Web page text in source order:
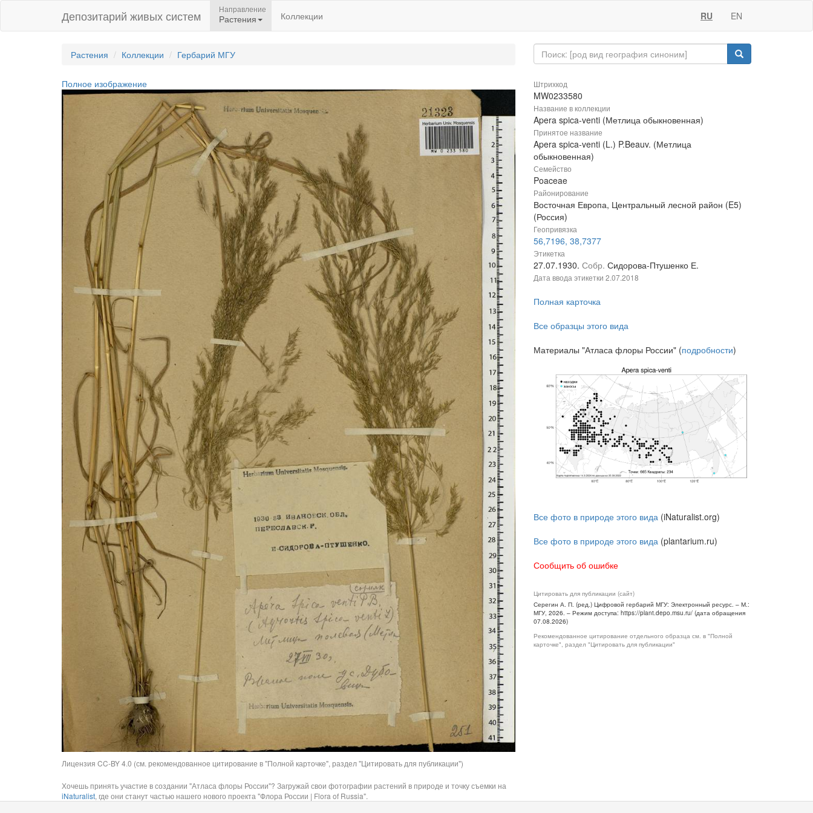
Депозитарий живых систем Направление
Растения Коллекции RU EN
Растения Коллекции Гербарий МГУ
Полное изображение
Лицензия CC-BY 4.0 (см. рекомендованное цитирование в "Полной карточке", раздел "Цитировать для публикации")
Хочешь принять участие в создании "Атласа флоры России"? Загружай свои фотографии растений в природе и точку съемки на
iNaturalist, где они станут частью нашего нового проекта "Флора России | Flora of Russia".
Штрихкод
MW0233580
Название в коллекции
Apera spica-venti (Метлица обыкновенная)
Принятое название
Apera spica-venti (L.) P.Beauv. (Метлица
обыкновенная)
Семейство
Poaceae
Районирование
Восточная Европа, Центральный лесной район (E5)
(Россия)
Геопривязка
56,7196, 38,7377
Этикетка
27.07.1930. Собр. Сидорова-Птушенко Е.
Дата ввода этикетки 2.07.2018
Полная карточка
Все образцы этого вида
Материалы "Атласа флоры России" (подробности)
Все фото в природе этого вида (iNaturalist.org)
Все фото в природе этого вида (plantarium.ru)
Сообщить об ошибке
Цитировать для публикации (сайт)
Серегин А. П. (ред.) Цифровой гербарий МГУ: Электронный ресурс. – М.:
МГУ, 2026. – Режим доступа: https://plant.depo.msu.ru/ (дата обращения
07.08.2026)
Рекомендованное цитирование отдельного образца см. в "Полной
карточке", раздел "Цитировать для публикации"